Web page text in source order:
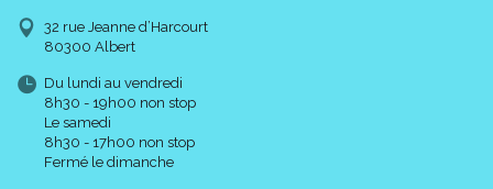
32 rue Jeanne d’Harcourt
80300 Albert
Du lundi au vendredi
8h30 - 19h00 non stop
Le samedi
8h30 - 17h00 non stop
Fermé le dimanche